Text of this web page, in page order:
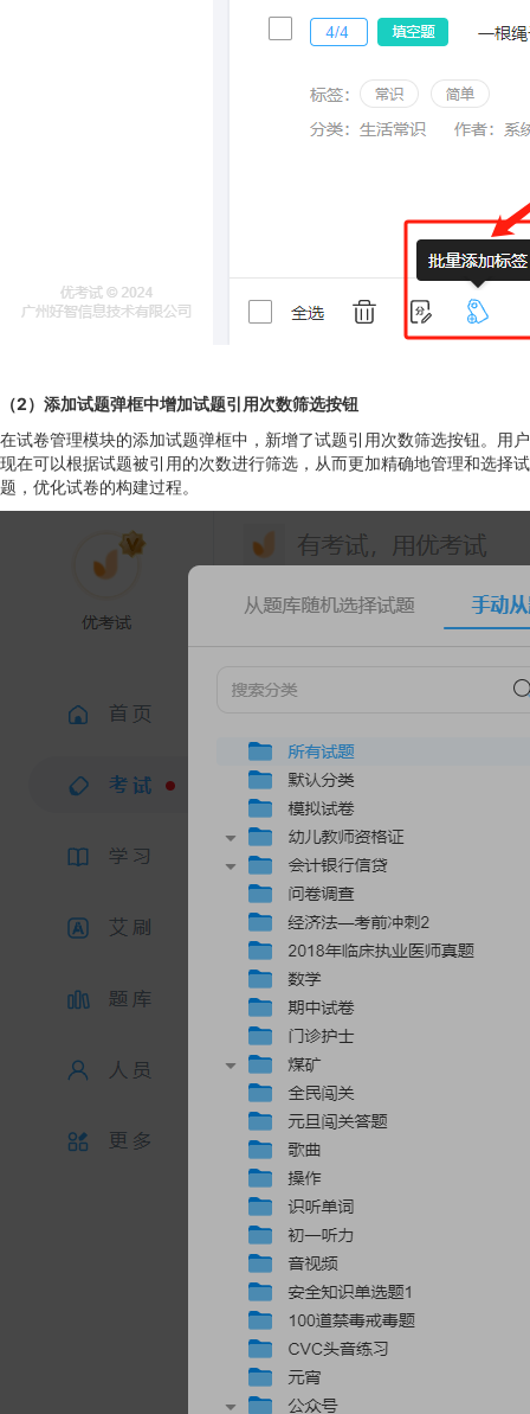
（2）添加试题弹框中增加试题引用次数筛选按钮
在试卷管理模块的添加试题弹框中，新增了试题引用次数筛选按钮。用户
现在可以根据试题被引用的次数进行筛选，从而更加精确地管理和选择试
题，优化试卷的构建过程。